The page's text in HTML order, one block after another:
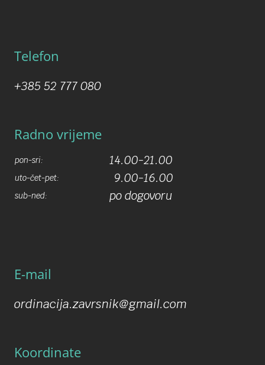
Telefon
+385 52 777 080
Radno vrijeme
pon-sri: 14.00-21.00
uto-čet-pet: 9.00-16.00
sub-ned: po dogovoru
E-mail
ordinacija.zavrsnik@gmail.com
Koordinate